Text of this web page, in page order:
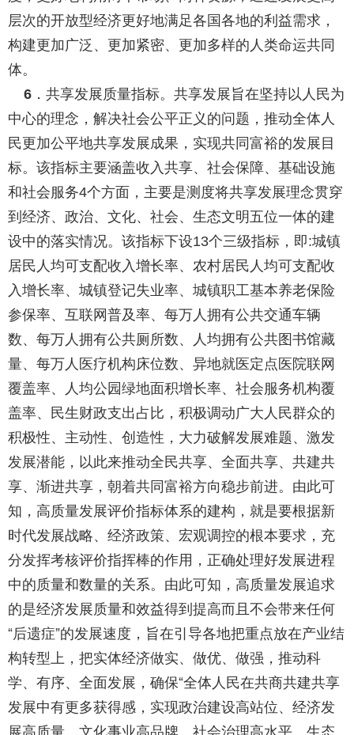
层次的开放型经济更好地满足各国各地的利益需求，
构建更加广泛、更加紧密、更加多样的人类命运共同
体。
6 ．共享发展质量指标。 共享发展旨在坚持以人民为
中心的理念，解决社会公平正义的问题，推动全体人
民更加公平地共享发展成果，实现共同富裕的发展目
标。该指标主要涵盖收入共享、社会保障、基础设施
和社会服务4个方面，主要是测度将共享发展理念贯穿
到经济、政治、文化、社会、生态文明五位一体的建
设中的落实情况。该指标下设13个三级指标，即:城镇
居民人均可支配收入增长率、农村居民人均可支配收
入增长率、城镇登记失业率、城镇职工基本养老保险
参保率、互联网普及率、每万人拥有公共交通车辆
数、每万人拥有公共厕所数、人均拥有公共图书馆藏
量、每万人医疗机构床位数、异地就医定点医院联网
覆盖率、人均公园绿地面积增长率、社会服务机构覆
盖率、民生财政支出占比，积极调动广大人民群众的
积极性、主动性、创造性，大力破解发展难题、激发
发展潜能，以此来推动全民共享、全面共享、共建共
享、渐进共享，朝着共同富裕方向稳步前进。由此可
知，高质量发展评价指标体系的建构，就是要根据新
时代发展战略、经济政策、宏观调控的根本要求，充
分发挥考核评价指挥棒的作用，正确处理好发展进程
中的质量和数量的关系。由此可知，高质量发展追求
的是经济发展质量和效益得到提高而且不会带来任何
“后遗症”的发展速度，旨在引导各地把重点放在产业结
构转型上，把实体经济做实、做优、做强，推动科
学、有序、全面发展，确保“全体人民在共商共建共享
发展中有更多获得感，实现政治建设高站位、经济发
展高质量、文化事业高品牌、社会治理高水平、生态